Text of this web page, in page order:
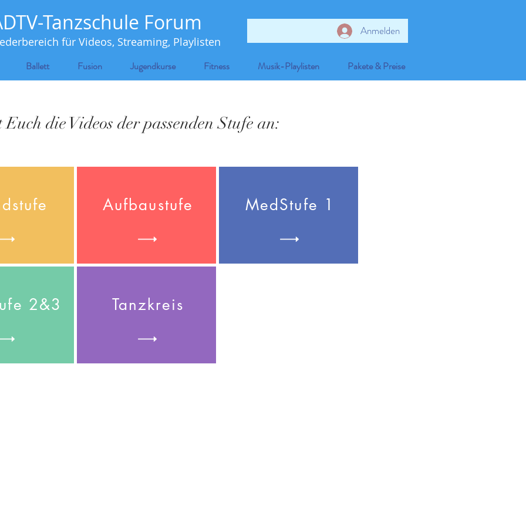
Tanzschule Forum
für Videos, Streaming, Playlisten
Anmelden
Ballett Fusion Jugendkurse Fitness Musik-Playlisten Pakete & Preise
Euch die Videos der passenden Stufe an:
2&3
Aufbaustufe
Tanzkreis
MedStufe 1